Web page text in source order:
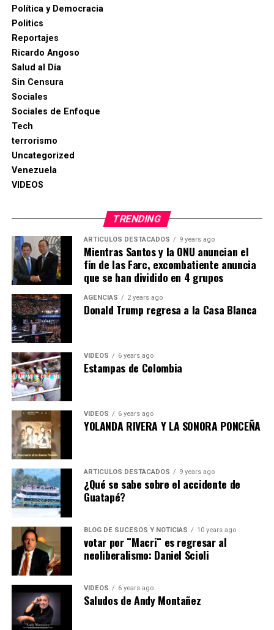
Política y Democracia
Politics
Reportajes
Ricardo Angoso
Salud al Día
Sin Censura
Sociales
Sociales de Enfoque
Tech
terrorismo
Uncategorized
Venezuela
VIDEOS
TRENDING
ARTICULOS DESTACADOS 9 years ago
Mientras Santos y la ONU anuncian el
fin de las Farc, excombatiente anuncia
que se han dividido en 4 grupos
AGENCIAS 2 years ago
Donald Trump regresa a la Casa Blanca
VIDEOS 6 years ago
Estampas de Colombia
VIDEOS 6 years ago
YOLANDA RIVERA Y LA SONORA PONCEÑA
ARTICULOS DESTACADOS 9 years ago
¿Qué se sabe sobre el accidente de
Guatapé?
BLOG DE SUCESOS Y NOTICIAS 10 years ago
votar por ¨Macri¨ es regresar al
neoliberalismo: Daniel Scioli
VIDEOS 6 years ago
Saludos de Andy Montañez